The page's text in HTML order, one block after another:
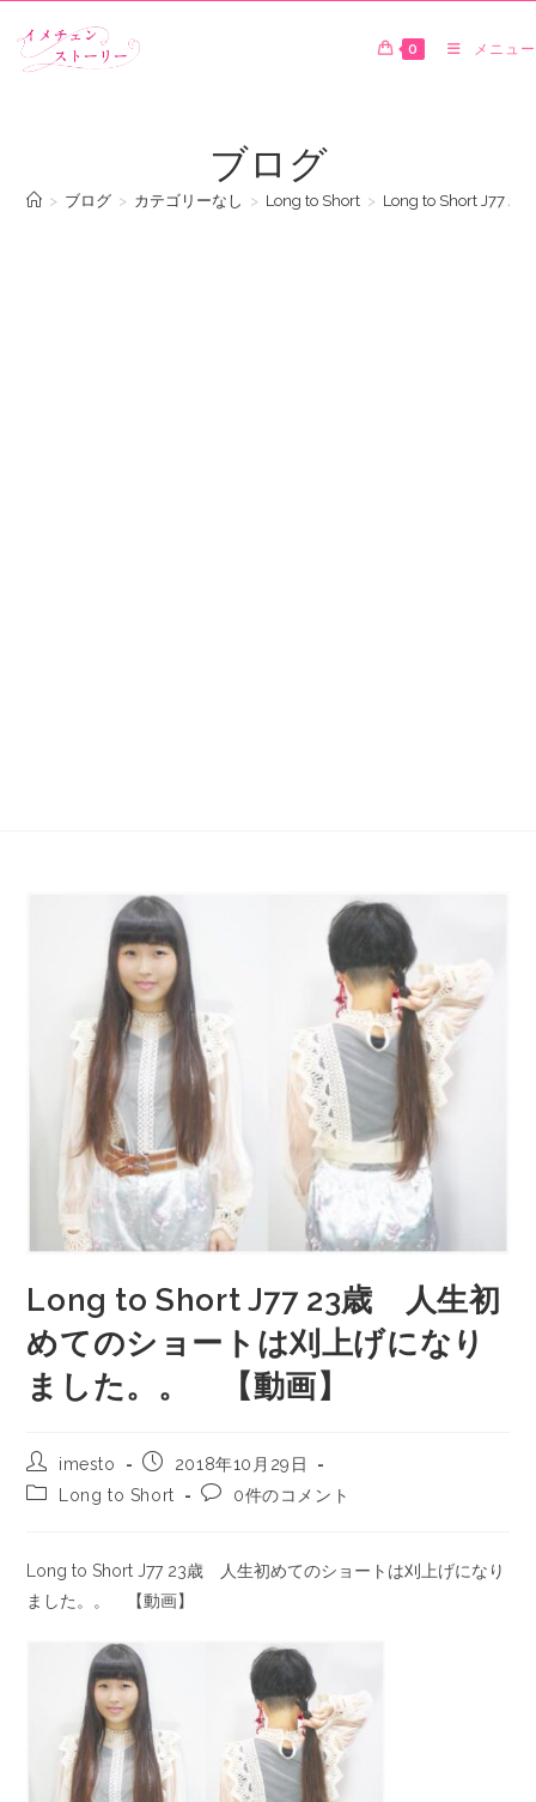
0 メニュー
ブログ
> ブログ > カテゴリーなし > Long to Short > Long to Short J77
Long to Short J77 23歳 人生初
めてのショートは刈上げになり
ました。。 【動画】
imesto
2018年10月29日
Long to Short
0件のコメント
Long to Short J77 23歳 人生初めてのショートは刈上げになり
ました。。 【動画】